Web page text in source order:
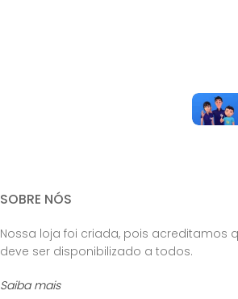
SOBRE NÓS
Nossa loja foi criada, pois acreditamos
deve ser disponibilizado a todos.
Saiba mais